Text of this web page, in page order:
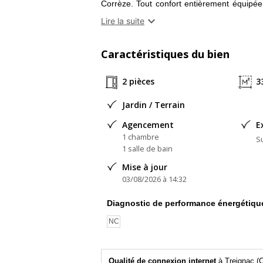
Corrèze. Tout confort entièrement
vitrage, radiateurs électriques
résidence principale ou secondaire
fibre à proximité. Climatisation en cours
vacances-correze.jimdofree.com
Lire la suite 
Caractéristiques du bien
2 pièces
Jardin / Terrain
Agencement
1 chambre
1 salle de bain
Mise à jour
03/08/2026 à 14:32
Diagnostic de performance
NC
Qualité de connexion internetà Treignac